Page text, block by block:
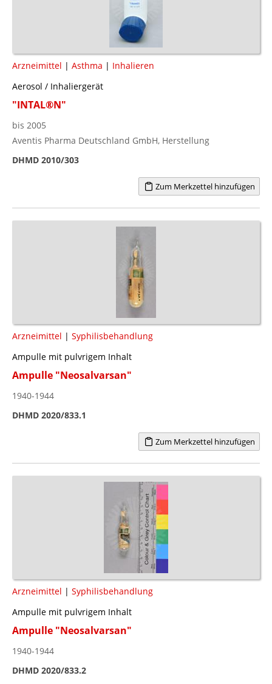
Arzneimittel | Asthma | Inhalieren
Aerosol / Inhaliergerät
"INTAL®N"
bis 2005
Aventis Pharma Deutschland GmbH, Herstellung
DHMD 2010/303
Zum Merkzettel hinzufügen
Arzneimittel | Syphilisbehandlung
Ampulle mit pulvrigem Inhalt
Ampulle "Neosalvarsan"
1940-1944
DHMD 2020/833.1
Zum Merkzettel hinzufügen
Arzneimittel | Syphilisbehandlung
Ampulle mit pulvrigem Inhalt
Ampulle "Neosalvarsan"
1940-1944
DHMD 2020/833.2